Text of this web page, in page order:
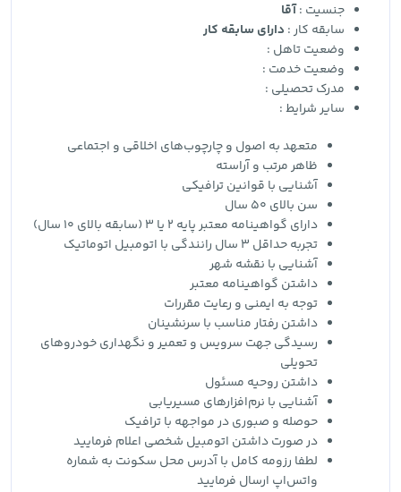
جنسیت :آقا
سابقه کار : دارای سابقه کار
وضعیت تاهل :
وضعیت خدمت :
مدرک تحصیلی :
سایر شرایط :
متعهد به اصول و چارچوب‌های اخلاقی و اجتماعی
ظاهر مرتب و آراسته
آشنایی با قوانین ترافیکی
سن بالای 50 سال
دارای گواهینامه معتبر پایه 2 یا 3 (سابقه بالای 10 سال)
تجربه حداقل 3 سال رانندگی با اتومبیل اتوماتیک
آشنایی با نقشه شهر
داشتن گواهینامه معتبر
توجه به ایمنی و رعایت مقررات
داشتن رفتار مناسب با سرنشینان
رسیدگی جهت سرویس و تعمیر و نگهداری خودروهای
تحویلی
داشتن روحیه مسئول
آشنایی با نرم‌افزارهای مسیریابی
حوصله و صبوری در مواجهه با ترافیک
در صورت داشتن اتومبیل شخصی اعلام فرمایید
لطفا رزومه کامل با آدرس محل سکونت به شماره
واتس‌اپ ارسال فرمایید